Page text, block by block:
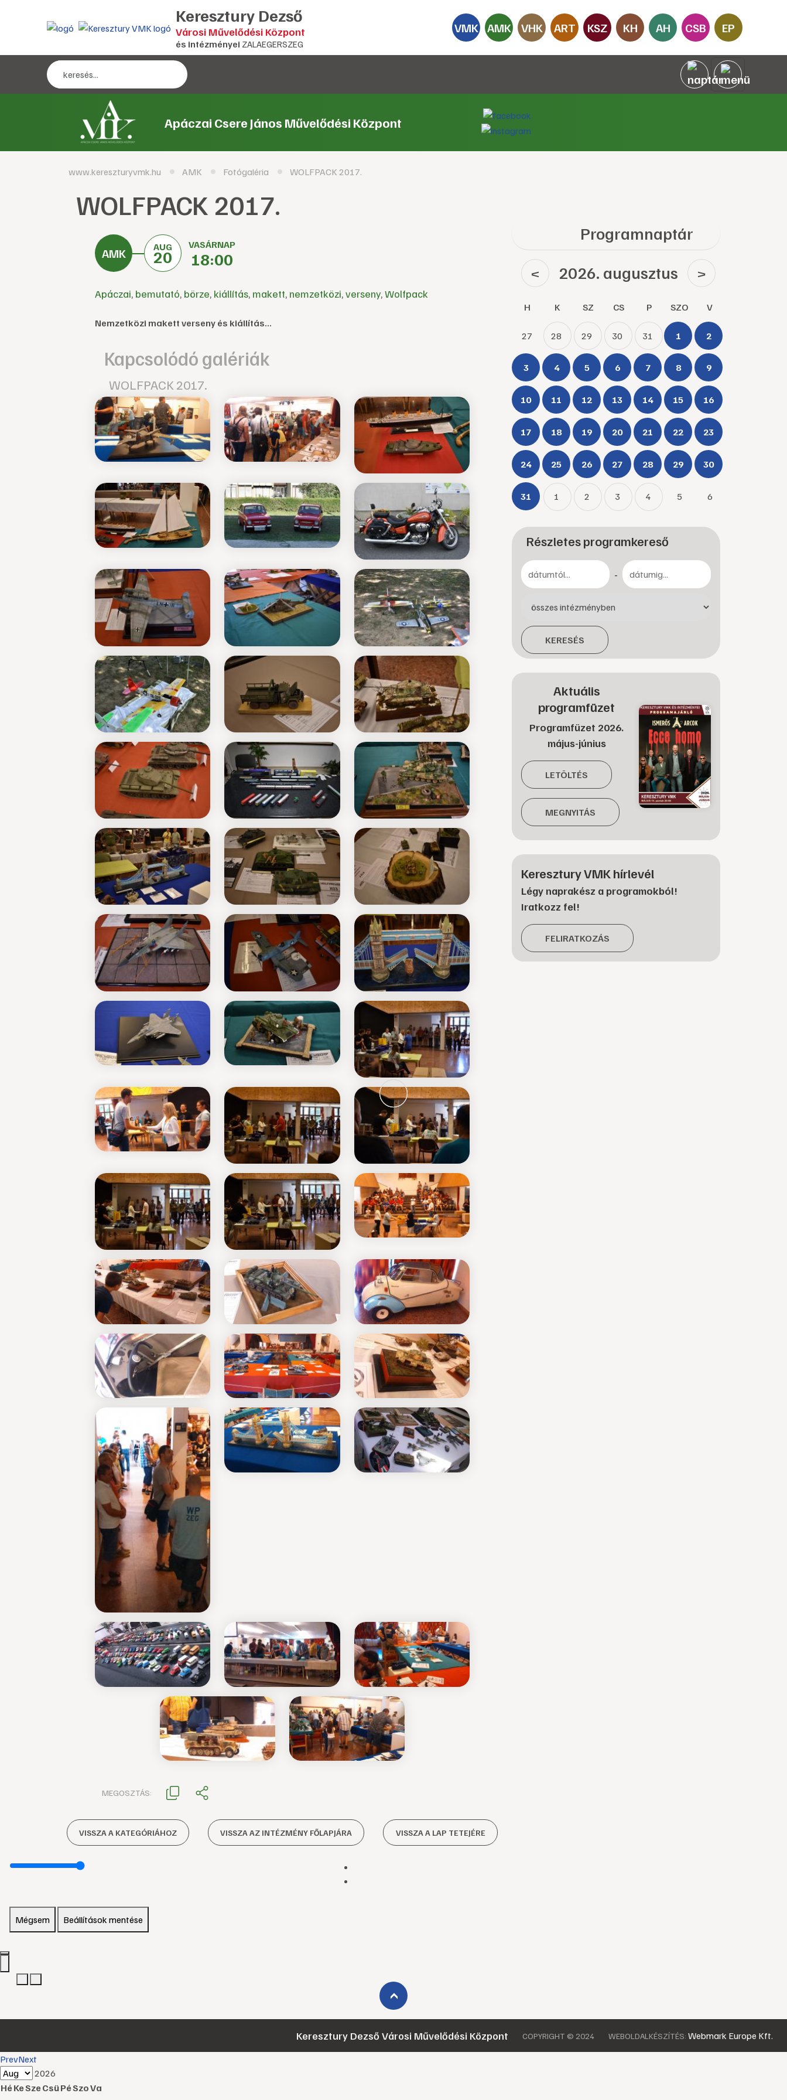
Keresztury Dezső
Városi Művelődési Központ
és intézményei ZALAEGERSZEG
VMK AMK VHK ART KSZ KH AH CSB EP
Apáczai Csere János Művelődési Központ
www.kereszturyvmk.hu AMK Fotógaléria WOLFPACK 2017.
WOLFPACK 2017.
AUG
20
VASÁRNAP
18:00
Apáczai, bemutató, börze, kiállítás, makett, nemzetközi,verseny,Wolfpack
Nemzetközi makett verseny és kiállítás...
Kapcsolódó galériák
WOLFPACK 2017.
MEGOSZTÁS:
VISSZA A KATEGÓRIÁHOZ VISSZA AZ INTÉZMÉNY FŐLAPJÁRA VISSZA A LAP TETEJÉRE
Programnaptár
< 2026. augusztus >
H K SZ CS P SZO V
27 28 29 30 31 1 2
3 4 5 6 7 8 9
10 11 12 13 14 15 16
17 18 19 20 21 22 23
24 25 26 27 28 29 30
31 1 2 3 4 5 6
Részletes programkereső
-
KERESÉS
Aktuális
programfüzet
Programfüzet 2026.
május-június
LETÖLTÉS
MEGNYITÁS
Keresztury VMK hírlevél
Légy naprakész a programokból!
Iratkozz fel!
FELIRATKOZÁS
Mégsem Beállítások mentése
›
Keresztury Dezső Városi Művelődési Központ COPYRIGHT © 2024 WEBOLDALKÉSZÍTÉS: Webmark Europe Kft.
PrevNext
2026
HéKeSzeCsüPéSzoVa